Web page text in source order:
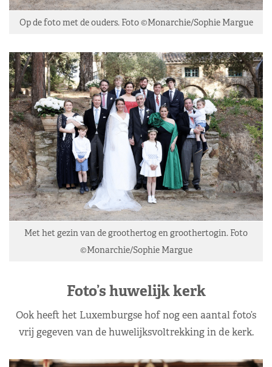
Op de foto met de ouders. Foto ©Monarchie/Sophie Margue
Met het gezin van de groothertog en groothertogin. Foto
©Monarchie/Sophie Margue
Foto’s huwelijk kerk
Ook heeft het Luxemburgse hof nog een aantal foto’s
vrij gegeven van de huwelijksvoltrekking in de kerk.